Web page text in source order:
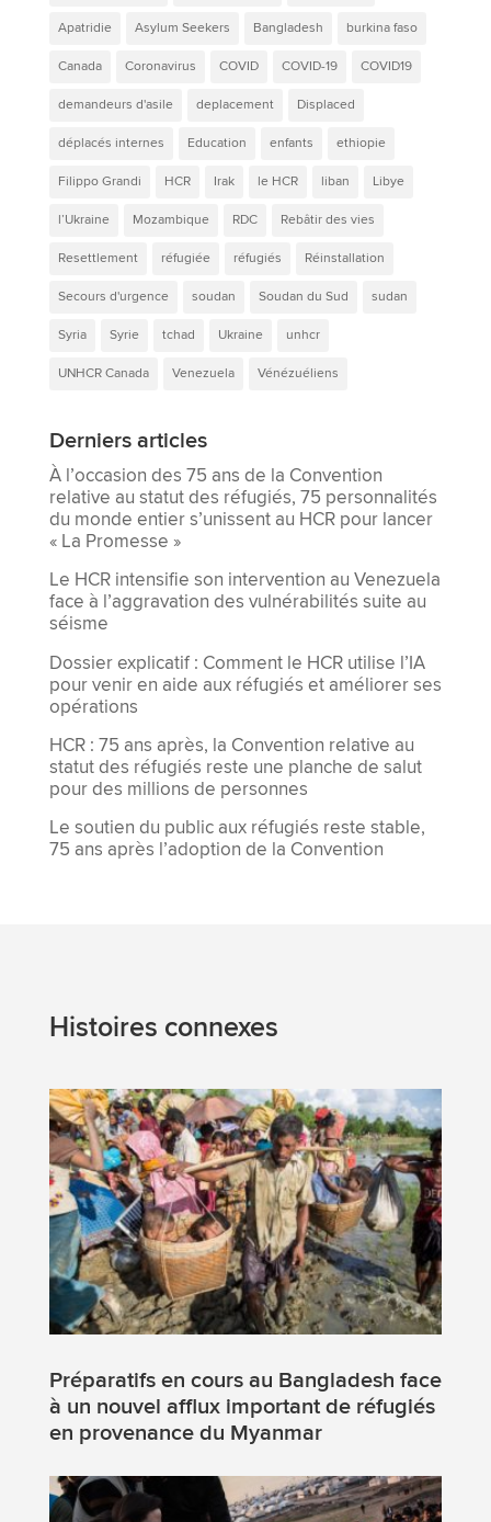
Apatridie Asylum Seekers Bangladesh burkina faso
Canada Coronavirus COVID COVID-19 COVID19
demandeurs d'asile deplacement Displaced
déplacés internes Education enfants ethiopie
Filippo Grandi HCR Irak le HCR liban Libye
l’Ukraine Mozambique RDC Rebâtir des vies
Resettlement réfugiée réfugiés Réinstallation
Secours d'urgence soudan Soudan du Sud sudan
Syria Syrie tchad Ukraine unhcr
UNHCR Canada Venezuela Vénézuéliens
Derniers articles
À l’occasion des 75 ans de la Convention
relative au statut des réfugiés, 75 personnalités
du monde entier s’unissent au HCR pour lancer
« La Promesse »
Le HCR intensifie son intervention au Venezuela
face à l’aggravation des vulnérabilités suite au
séisme
Dossier explicatif : Comment le HCR utilise l’IA
pour venir en aide aux réfugiés et améliorer ses
opérations
HCR : 75 ans après, la Convention relative au
statut des réfugiés reste une planche de salut
pour des millions de personnes
Le soutien du public aux réfugiés reste stable,
75 ans après l’adoption de la Convention
Histoires connexes
Préparatifs en cours au Bangladesh face
à un nouvel afflux important de réfugiés
en provenance du Myanmar